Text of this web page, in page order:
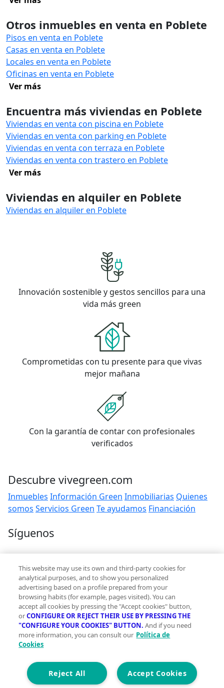
Otros inmuebles en venta en Poblete
Pisos en venta en Poblete
Casas en venta en Poblete
Locales en venta en Poblete
Oficinas en venta en Poblete
Ver más
Encuentra más viviendas en Poblete
Viviendas en venta con piscina en Poblete
Viviendas en venta con parking en Poblete
Viviendas en venta con terraza en Poblete
Viviendas en venta con trastero en Poblete
Ver más
Viviendas en alquiler en Poblete
Viviendas en alquiler en Poblete
Innovación sostenible y gestos sencillos para una
vida más green
Comprometidas con tu presente para que vivas
mejor mañana
Con la garantía de contar con profesionales
verificados
Descubre vivegreen.com
Inmuebles Información Green Inmobiliarias Quienes
somos Servicios Green Te ayudamos Financiación
Síguenos
Contacto
hola@vivegreen.com
Aviso Legal
Condiciones de uso
Politica de privacidad
Política de cookies
Accesibilidad
This website may use its own and third-party cookies for
analytical purposes, and to show you personalized
advertising based on a profile prepared from your
browsing habits (for example, pages visited). You can
accept all cookies by pressing the "Accept cookies" button,
orCONFIGURE OR REJECT THEIR USE BY PRESSING THE
"CONFIGURE YOUR COOKIES" BUTTON. And if you need
more information, you can consult our Política de
Cookies
Accept Cookies
Reject All